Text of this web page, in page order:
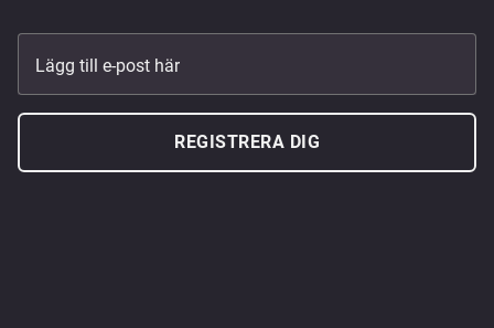
Lägg till e-post här
REGISTRERA DIG